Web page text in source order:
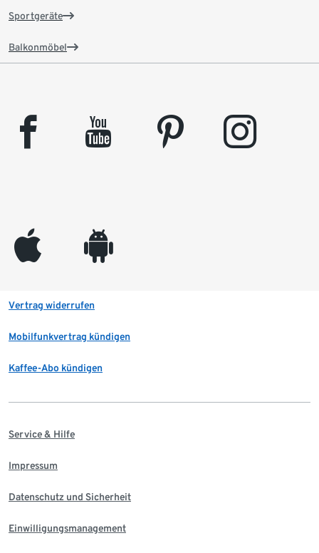
Sportgeräte
Balkonmöbel
facebook youtube pinterest instagram
appleinc android
Vertrag widerrufen
Mobilfunkvertrag kündigen
Kaffee-Abo kündigen
Service & Hilfe
Impressum
Datenschutz und Sicherheit
Einwilligungsmanagement